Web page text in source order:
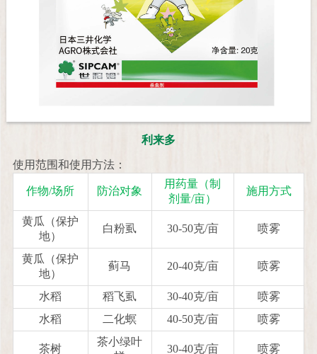
利来多
使用范围和使用方法：
作物/场所 防治对象
用药量（制
剂量/亩）
施用方式
黄瓜（保护
地）
白粉虱 30-50克/亩 喷雾
黄瓜（保护
地）
蓟马 20-40克/亩 喷雾
水稻 稻飞虱 30-40克/亩
喷雾
水稻
二化螟 40-50克/亩 喷雾
茶树
茶小绿叶
30-40克/亩 喷雾